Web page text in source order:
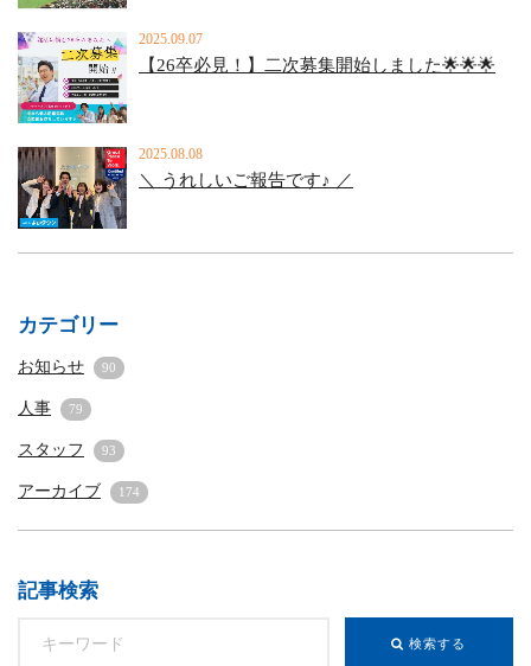
2025.09.07
【26卒必見！】二次募集開始しました🌟🌟🌟
2025.08.08
＼ うれしいご報告です♪ ／
カテゴリー
お知らせ 90
人事 79
スタッフ 93
アーカイブ 174
記事検索